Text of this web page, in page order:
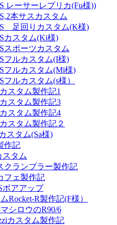
レーサーレプリカ(Fu様))
本サスカスタム
足回りカスタム(K様)
カスタム(Ki様)
スポーツカスタム
フルカスタム(I様)
フルカスタム(Mi様)
フルカスタム(s様）
スタム製作記1
スタム製作記3
スタム製作記4
スタム製作記２
スタム(Sa様)
作記
スタム
クランブラー製作記
フェ製作記
ボアアップ
Rocket-R製作記(F様）
シロウのR90/6
カスタム製作記